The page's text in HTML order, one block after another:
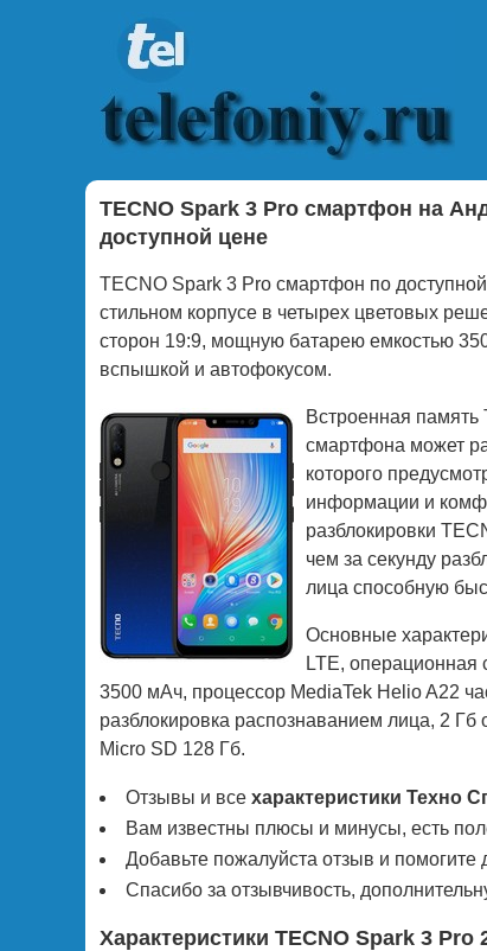
TECNO Spark 3 Pro смартфон на
доступной цене
TECNO Spark 3 Pro смартфон по
стильном корпусе в четырех цветовых
сторон 19:9, мощную батарею емкостью
вспышкой и автофокусом.
Встроенная
смартфона может
которого
информации и
разблокировки
чем за секунду
лица способную
Основные
LTE,
3500 мАч, процессор MediaTek Helio A22
разблокировка распознаванием лица, 2
Micro SD 128 Гб.
Отзывы и все характеристики Техно
Вам известны плюсы и минусы, есть
Добавьте пожалуйста отзыв и
Спасибо за отзывчивость,
Характеристики TECNO Spark 3 Pro